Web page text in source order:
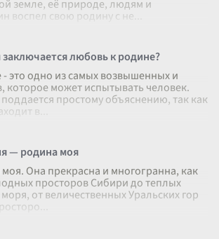
земле, её природе, людям и
воспел свою родину с не
любовь к родине?
это одно из самых возвышенных и
которое может испытывать человек.
простому объяснению, так как
в
— родина моя
Она прекрасна и многогранна, как
просторов Сибири до теплых
от величественных Уральских гор